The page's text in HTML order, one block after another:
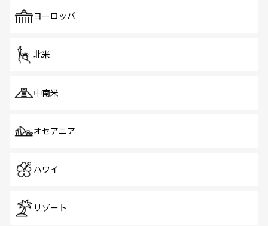
で、ホーカーズは地元の風情を楽しめる外せないスポット
ヨーロッパ
北米
中南米
オセアニア
ハワイ
リゾート